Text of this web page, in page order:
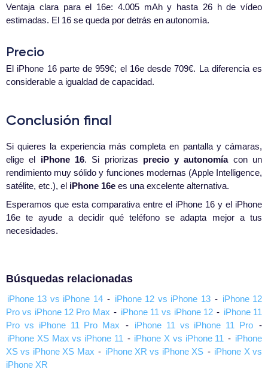
Ventaja clara para el 16e: 4.005 mAh y hasta 26 h de vídeo
estimadas. El 16 se queda por detrás en autonomía.
Precio
El iPhone 16 parte de 959€; el 16e desde 709€. La diferencia es
considerable a igualdad de capacidad.
Conclusión final
Si quieres la experiencia más completa en pantalla y cámaras,
elige el iPhone 16. Si priorizas precio y autonomíacon un
rendimiento muy sólido y funciones modernas (Apple Intelligence,
satélite, etc.), el iPhone 16e es una excelente alternativa.
Esperamos que esta comparativa entre el iPhone 16 y el iPhone
16e te ayude a decidir qué teléfono se adapta mejor a tus
necesidades.
Búsquedas relacionadas
iPhone 13 vs iPhone 14 - iPhone 12 vs iPhone 13 - iPhone 12
Pro vs iPhone 12 Pro Max - iPhone 11 vs iPhone 12 - iPhone 11
Pro vs iPhone 11 Pro Max
- iPhone 11 vs iPhone 11 Pro -
iPhone XS Max vs iPhone 11 - iPhone X vs iPhone 11 - iPhone
XS vs iPhone XS Max - iPhone XR vs iPhone XS - iPhone X vs
iPhone XR